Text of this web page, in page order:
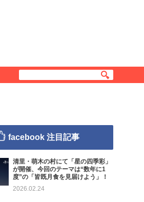
facebook 注目記事
清里・萌木の村にて「星の四季彩」
が開催、今回のテーマは“数年に1
度”の「皆既月食を見届けよう」！
2026.02.24